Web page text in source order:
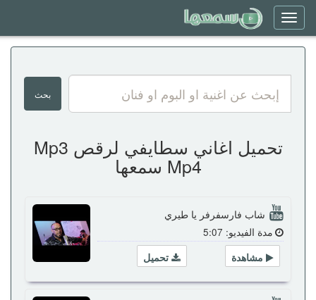
Toggle
navigation
تحميل اغاني سطايفي لرقص Mp3
Mp4 سمعها
شاب فارسفرفر يا طيري
مدة الفيديو: 5:07
تحميل
مشاهدة